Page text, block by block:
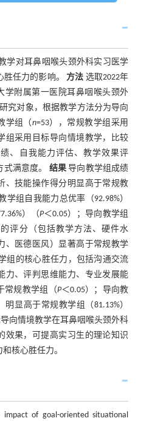
学对耳鼻咽喉头颈外科实习医学
胜任力的影响。 方法 选取2022年
学附属第一医院耳鼻咽喉头颈外
究对象，根据教学方法分为导向
学组（n=53），常规教学组采用
组采用目标导向情境教学，比较
、自我能力评估、教学效果评
式满意度。 结果 导向教学组成绩
、技能操作得分明显高于常规教
学组自我能力总优率（92.98%）
）（P＜0.05）；导向教学组
评分（包括教学方法、硬件水
、医德医风）显著高于常规教学
组的核心胜任力，包括沟通交流
力、评判思维能力、专业发展能
常规教学组（P＜0.05）；导向教
明显高于常规教学组（81.13%）
向情境教学在耳鼻咽喉头颈外科
效果，可提高实习生的理论知识
核心胜任力。
of goal-oriented situational